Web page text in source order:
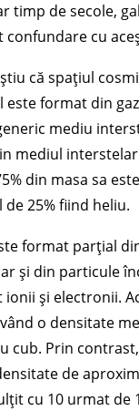
timp de secole,
cu
că spațiul
este format din
mediu
mediul
din masa sa
25% fiind heliu.
format parțial
și din particule
și electronii.
o densitate
cub. Prin
de
cu 10 urmat de